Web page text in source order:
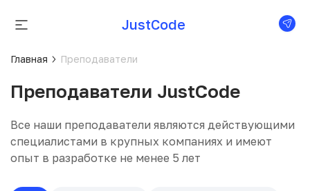
JustCode
Главная Преподаватели
Преподаватели JustCode
Все наши преподаватели являются действующими
специалистами в крупных компаниях и имеют
опыт в разработке не менее 5 лет